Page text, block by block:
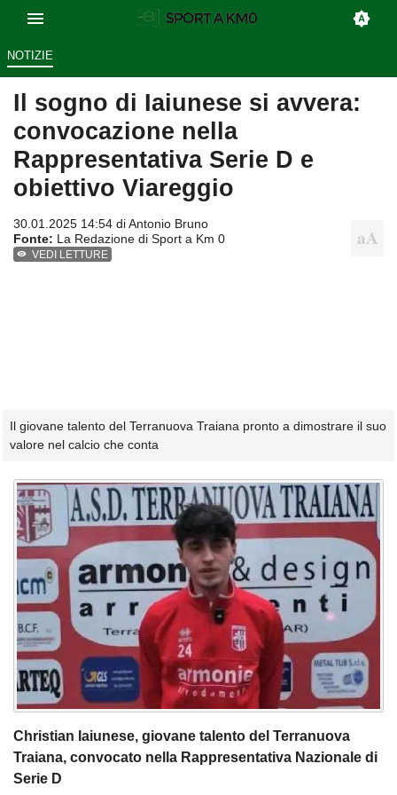
NOTIZIE
Il sogno di Iaiunese si avvera:
convocazione nella
Rappresentativa Serie D e
obiettivo Viareggio
30.01.2025 14:54 diAntonio Bruno
Fonte: La Redazione di Sport a Km 0
VEDI LETTURE
Il giovane talento del Terranuova Traiana pronto a dimostrare il suo
valore nel calcio che conta
Christian Iaiunese, giovane talento del Terranuova
Traiana, convocato nella Rappresentativa Nazionale di
Serie D